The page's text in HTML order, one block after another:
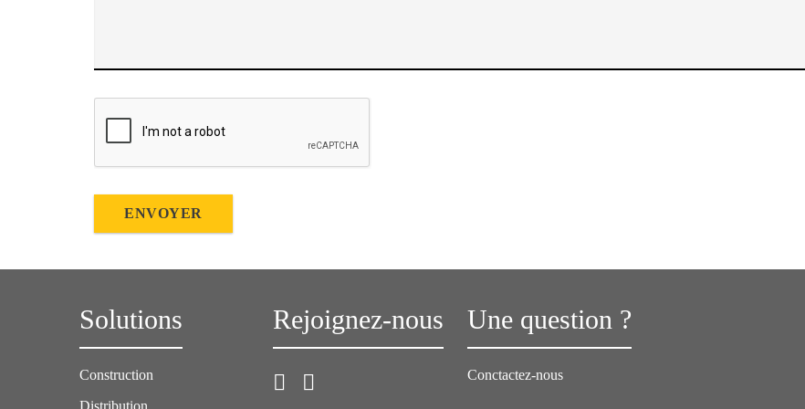
ENVOYER
Solutions
Construction
Distribution
Rejoignez-nous Une question ?
Conctactez-nous